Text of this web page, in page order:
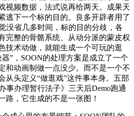
视频数据，法式说再给两天。成果天
逃下一个标的目的。良多开辟者用了
没省几多时间，标的目的分歧，各
完整的骨骼系统、从动分派的蒙皮权
技术动做，就能生成一个可玩的逛
”，SOON的处理方案是成立了一个
和动画制做一点没少。而不是一个不
从头定义“做逛戏”这件事本身。五部
事办理暂行法子》三天后Demo跑通
路，它生成的不是一张图！